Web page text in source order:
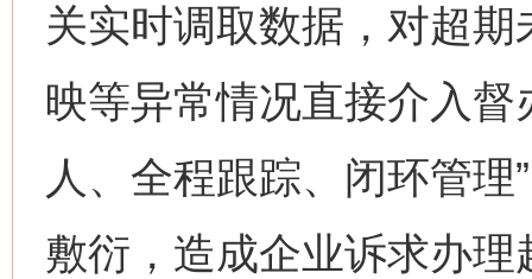
关实时调取数据，对超
映等异常情况直接介入
人、全程跟踪、闭环管
敷衍，造成企业诉求办